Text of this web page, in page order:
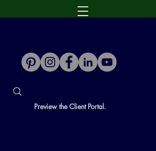
Preview the Client Portal.